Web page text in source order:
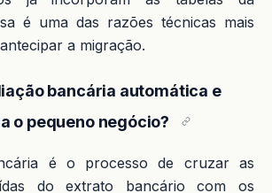
é uma das razões técnicas mais
a migração.
bancária automática e
o pequeno negócio?
é o processo de cruzar as
do extrato bancário com os